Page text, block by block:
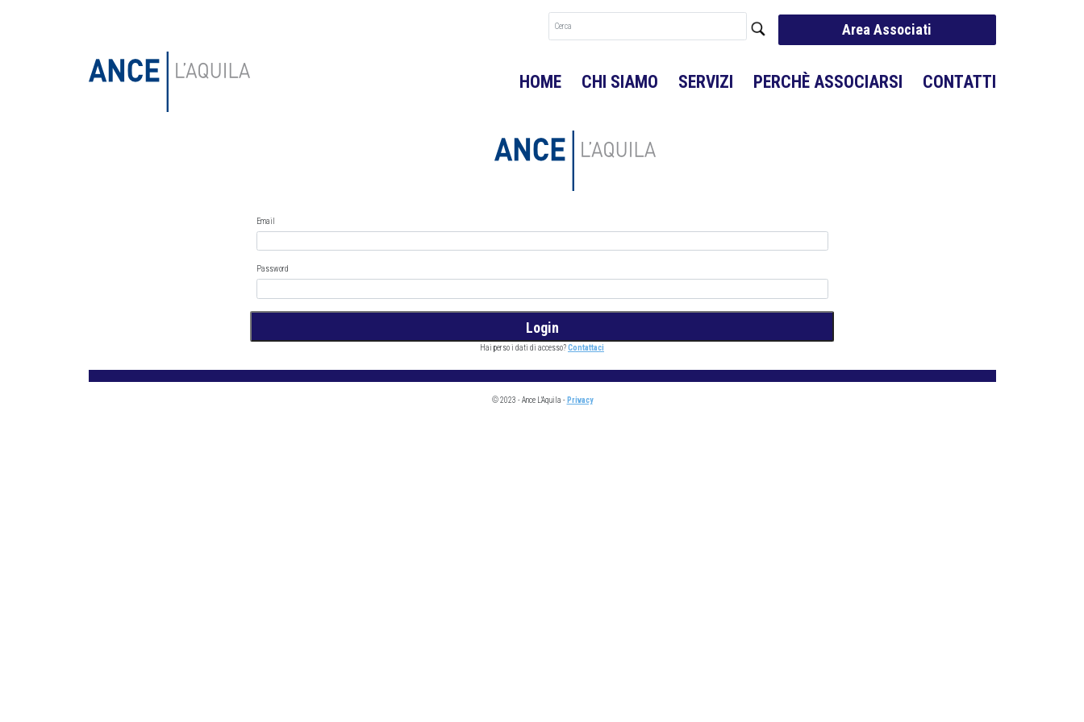
Area Associati
HOME CHI SIAMO SERVIZI PERCHÈ ASSOCIARSI CONTATTI
Email
Password
Hai perso i dati di accesso?Contattaci
© 2023 - Ance L'Aquila - Privacy